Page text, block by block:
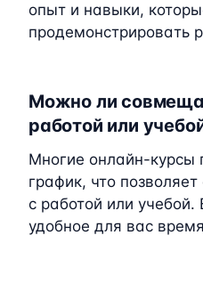
опыт и навыки,
продемонстрировать
Можно ли
работой или
Многие онлайн-курсы
график, что
с работой или
удобное для вас